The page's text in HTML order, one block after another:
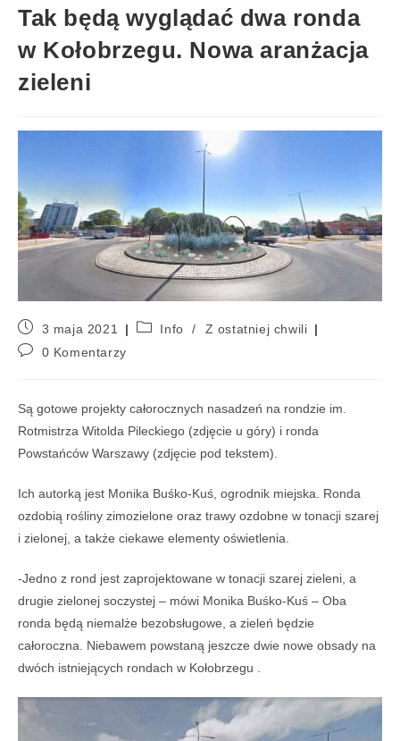
Tak będą wyglądać dwa ronda
w Kołobrzegu. Nowa aranżacja
zieleni
3 maja 2021 Info /
Z ostatniej chwili
0 Komentarzy
Są gotowe projekty całorocznych nasadzeń na rondzie im.
Rotmistrza Witolda Pileckiego (zdjęcie u góry) i ronda
Powstańców Warszawy (zdjęcie pod tekstem).
Ich autorką jest Monika Buśko-Kuś, ogrodnik miejska. Ronda
ozdobią rośliny zimozielone oraz trawy ozdobne w tonacji szarej
i zielonej, a także ciekawe elementy oświetlenia.
-Jedno z rond jest zaprojektowane w tonacji szarej zieleni, a
drugie zielonej soczystej – mówi Monika Buśko-Kuś – Oba
ronda będą niemalże bezobsługowe, a zieleń będzie
całoroczna. Niebawem powstaną jeszcze dwie nowe obsady na
dwóch istniejących rondach w Kołobrzegu .